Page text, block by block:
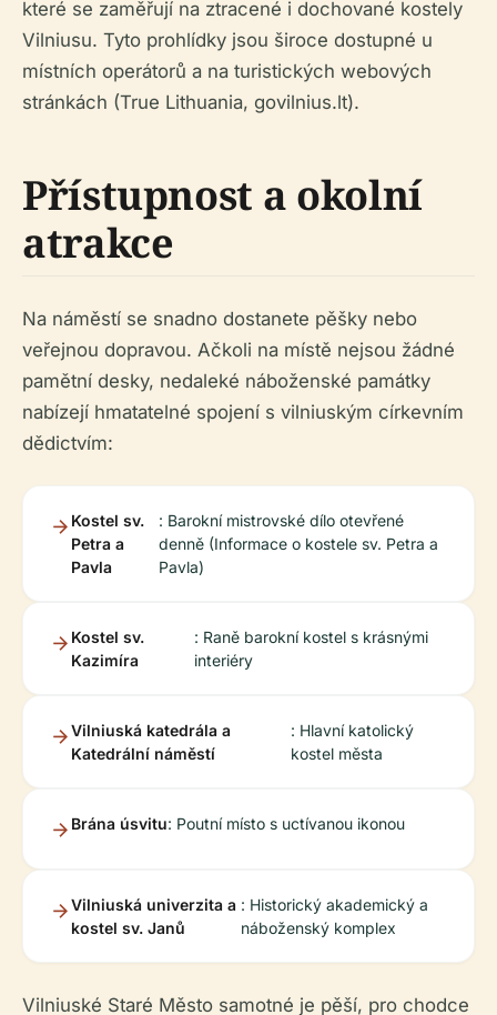
které se zaměřují na ztracené i dochované kostely
Vilniusu. Tyto prohlídky jsou široce dostupné u
místních operátorů a na turistických webových
stránkách (True Lithuania, govilnius.lt).
Přístupnost a okolní
atrakce
Na náměstí se snadno dostanete pěšky nebo
veřejnou dopravou. Ačkoli na místě nejsou žádné
pamětní desky, nedaleké náboženské památky
nabízejí hmatatelné spojení s vilniuským církevním
dědictvím:
Kostel sv.
Petra a
Pavla
: Barokní mistrovské dílo otevřené
denně (Informace o kostele sv. Petra a
Pavla)
Kostel sv.
Kazimíra
: Raně barokní kostel s krásnými
interiéry
Vilniuská katedrála a
Katedrální náměstí
: Hlavní katolický
kostel města
Brána úsvitu: Poutní místo s uctívanou ikonou
Vilniuská univerzita a
kostel sv. Janů
: Historický akademický a
náboženský komplex
Vilniuské Staré Město samotné je pěší, pro chodce